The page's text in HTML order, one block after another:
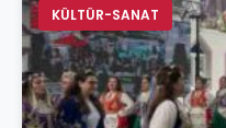
KÜLTÜR-SANAT